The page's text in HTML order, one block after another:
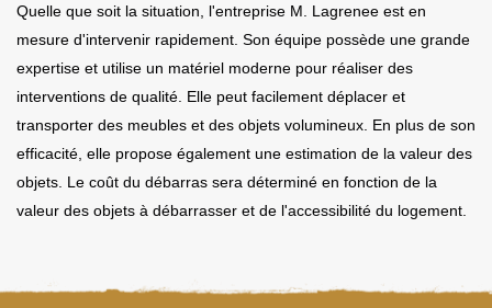
Quelle que soit la situation, l'entreprise M. Lagrenee est en
mesure d'intervenir rapidement. Son équipe possède une grande
expertise et utilise un matériel moderne pour réaliser des
interventions de qualité. Elle peut facilement déplacer et
transporter des meubles et des objets volumineux. En plus de son
efficacité, elle propose également une estimation de la valeur des
objets. Le coût du débarras sera déterminé en fonction de la
valeur des objets à débarrasser et de l'accessibilité du logement.